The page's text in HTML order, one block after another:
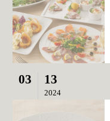
03 13
2024